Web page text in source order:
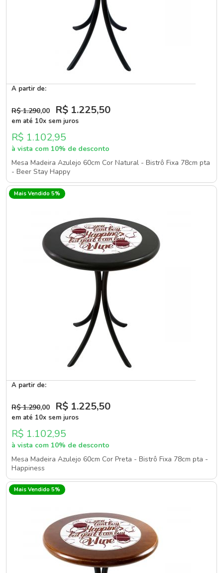
A partir de:
R$ 1.290,00 R$ 1.225,50
em até 10x sem juros
R$ 1.102,95
à vista com 10% de desconto
Mesa Madeira Azulejo 60cm Cor Natural - Bistrô Fixa 78cm pta
- Beer Stay Happy
Mais Vendido 5%
A partir de:
R$ 1.290,00 R$ 1.225,50
em até 10x sem juros
R$ 1.102,95
à vista com 10% de desconto
Mesa Madeira Azulejo 60cm Cor Preta - Bistrô Fixa 78cm pta -
Happiness
Mais Vendido 5%